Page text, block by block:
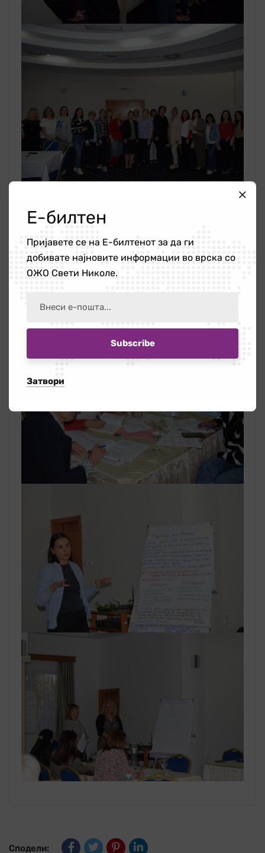
Сподели:
Е-билтен
Пријавете се на Е-билтенот за да ги
добивате најновите информации во врска со
ОЖО Свети Николе.
Затвори